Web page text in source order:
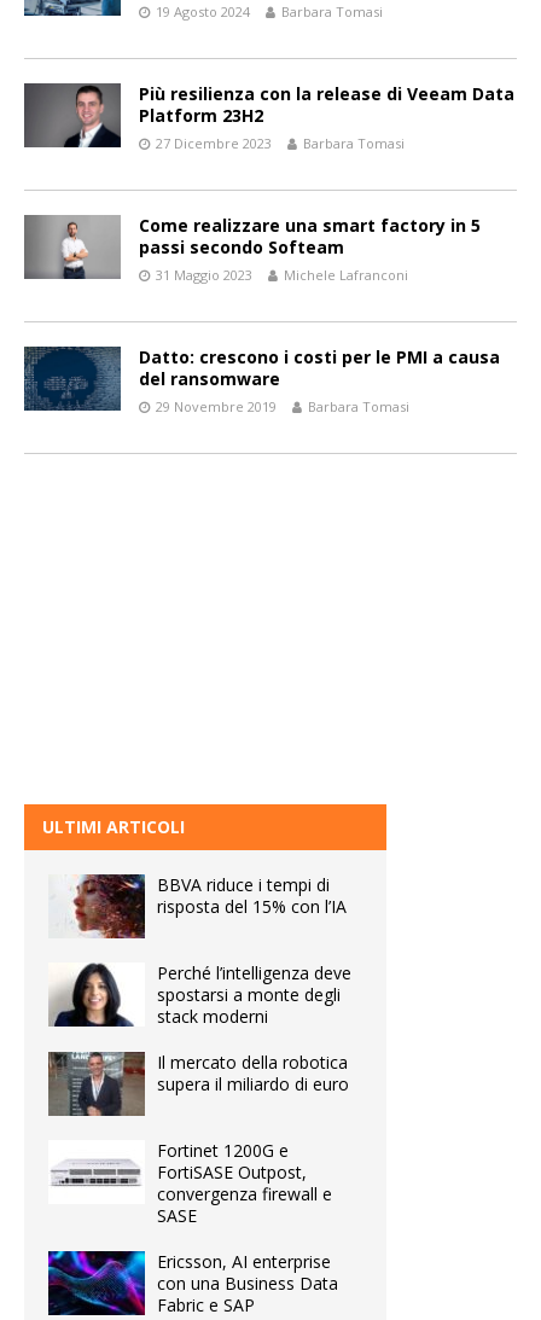
19 Agosto 2024 Barbara Tomasi
Più resilienza con la release di Veeam Data
Platform 23H2
27 Dicembre 2023 Barbara Tomasi
Come realizzare una smart factory in 5
passi secondo Softeam
31 Maggio 2023 Michele Lafranconi
Datto: crescono i costi per le PMI a causa
del ransomware
29 Novembre 2019 Barbara Tomasi
ULTIMI ARTICOLI
BBVA riduce i tempi di
risposta del 15% con l’IA
Perché l’intelligenza deve
spostarsi a monte degli
stack moderni
Il mercato della robotica
supera il miliardo di euro
Fortinet 1200G e
FortiSASE Outpost,
convergenza firewall e
SASE
Ericsson, AI enterprise
con una Business Data
Fabric e SAP